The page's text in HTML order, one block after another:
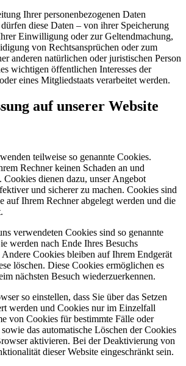
Ihrer personenbezogenen Daten
diese Daten – von ihrer Speicherung
Einwilligung oder zur Geltendmachung,
von Rechtsansprüchen oder zum
anderen natürlichen oder juristischen Person
wichtigen öffentlichen Interesses der
eines Mitgliedstaats verarbeitet werden.
auf unserer Website
teilweise so genannte Cookies.
Rechner keinen Schaden an und
Cookies dienen dazu, unser Angebot
und sicherer zu machen. Cookies sind
auf Ihrem Rechner abgelegt werden und die
verwendeten Cookies sind so genannte
werden nach Ende Ihres Besuchs
Andere Cookies bleiben auf Ihrem Endgerät
löschen. Diese Cookies ermöglichen es
nächsten Besuch wiederzuerkennen.
so einstellen, dass Sie über das Setzen
werden und Cookies nur im Einzelfall
von Cookies für bestimmte Fälle oder
das automatische Löschen der Cookies
aktivieren. Bei der Deaktivierung von
dieser Website eingeschränkt sein.